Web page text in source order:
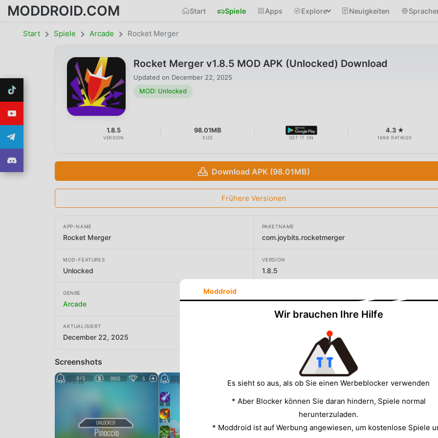
MODDROID.COM Start Spiele Apps Explore Neuigkeiten
Start Spiele Arcade Rocket Merger
Rocket Merger v1.8.5 MOD APK (Unlocked) Download
Updated on December 22, 2025
MOD: Unlocked
1.8.5
VERSION
98.01MB
SIZE GET IT ON
4.3 ★
1698 RATINGS
Download APK (98.01MB)
Frühere Versionen
APP-NAME
Rocket Merger
PAKETNAME
com.joybits.rocketmerger
MOD-FEATURES
Unlocked
VERSION
1.8.5
GENRE
Arcade JoyBits Ltd.
AKTUALISIERT
December 22, 2025
Screenshots
Moddroid
Wir brauchen Ihre Hilfe
Es sieht so aus, als ob Sie einen Werbeblocker verwenden
* Aber Blocker können Sie daran hindern, Spiele normal
herunterzuladen.
* Moddroid ist auf Werbung angewiesen, um kostenlose Spiele